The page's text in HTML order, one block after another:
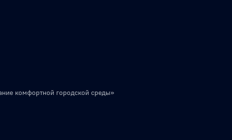
комфортной городской среды»